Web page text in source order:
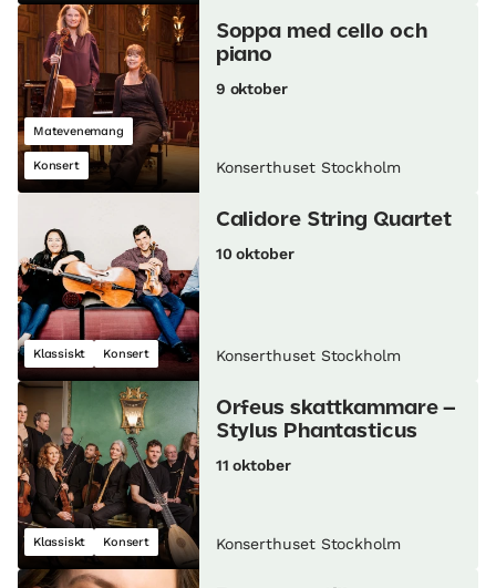
Matevenemang
Konsert
Soppa med cello och
piano
9 oktober
Konserthuset Stockholm
Klassiskt Konsert
Calidore String Quartet
10 oktober
Konserthuset Stockholm
Klassiskt Konsert
Orfeus skattkammare –
Stylus Phantasticus
11 oktober
Konserthuset Stockholm